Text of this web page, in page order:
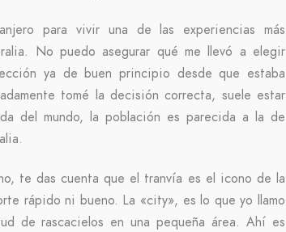
para vivir una de las experiencias más
No puedo asegurar qué me llevó a elegir
ya de buen principio desde que estaba
tomé la decisión correcta, suele estar
del mundo, la población es parecida a la de
te das cuenta que el tranvía es el icono de la
rápido ni bueno. La «city», es lo que yo llamo
de rascacielos en una pequeña área. Ahí es